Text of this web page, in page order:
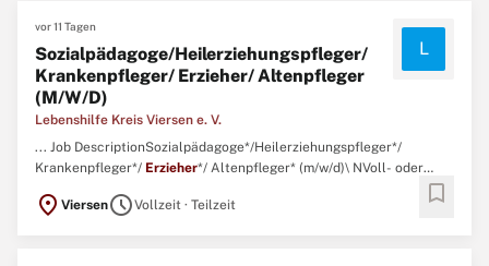
vor 11 Tagen
Sozialpädagoge/Heilerziehungspfleger/
Krankenpfleger/ Erzieher/ Altenpfleger
(M/W/D)
Lebenshilfe Kreis Viersen e. V.
L
... Job DescriptionSozialpädagoge*/Heilerziehungspfleger*/
Krankenpfleger*/ Erzieher*/ Altenpfleger* (m/w/d)\ NVoll- oder
28.07.26\ NVerstärke unser Team! ...
location_on ViersenscheduleVollzeit · Teilzeit bookmark